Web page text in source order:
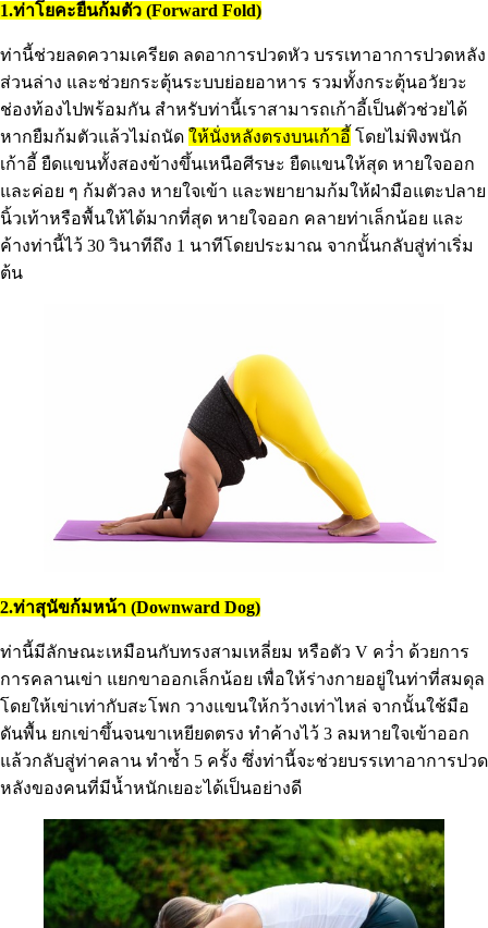
1.ท่าโยคะยืนก้มตัว (Forward Fold)
ท่านี้ช่วยลดความเครียด ลดอาการปวดหัว บรรเทาอาการปวดหลัง
ส่วนล่าง และช่วยกระตุ้นระบบย่อยอาหาร รวมทั้งกระตุ้นอวัยวะ
ช่องท้องไปพร้อมกัน สำหรับท่านี้เราสามารถเก้าอี้เป็นตัวช่วยได้
หากยืมก้มตัวแล้วไม่ถนัด ให้นั่งหลังตรงบนเก้าอี้ โดยไม่พิงพนัก
เก้าอี้ ยืดแขนทั้งสองข้างขึ้นเหนือศีรษะ ยืดแขนให้สุด หายใจออก
และค่อย ๆ ก้มตัวลง หายใจเข้า และพยายามก้มให้ฝ่ามือแตะปลาย
นิ้วเท้าหรือพื้นให้ได้มากที่สุด หายใจออก คลายท่าเล็กน้อย และ
ค้างท่านี้ไว้ 30 วินาทีถึง 1 นาทีโดยประมาณ จากนั้นกลับสู่ท่าเริ่ม
ต้น
2.ท่าสุนัขก้มหน้า (Downward Dog)
ท่านี้มีลักษณะเหมือนกับทรงสามเหลี่ยม หรือตัว V คว่ำ ด้วยการ
การคลานเข่า แยกขาออกเล็กน้อย เพื่อให้ร่างกายอยู่ในท่าที่สมดุล
โดยให้เข่าเท่ากับสะโพก วางแขนให้กว้างเท่าไหล่ จากนั้นใช้มือ
ดันพื้น ยกเข่าขึ้นจนขาเหยียดตรง ทำค้างไว้ 3 ลมหายใจเข้าออก
แล้วกลับสู่ท่าคลาน ทำซ้ำ 5 ครั้ง ซึ่งท่านี้จะช่วยบรรเทาอาการปวด
หลังของคนที่มีน้ำหนักเยอะได้เป็นอย่างดี